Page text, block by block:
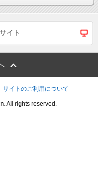
イト
サイトのご利用について
All rights reserved.